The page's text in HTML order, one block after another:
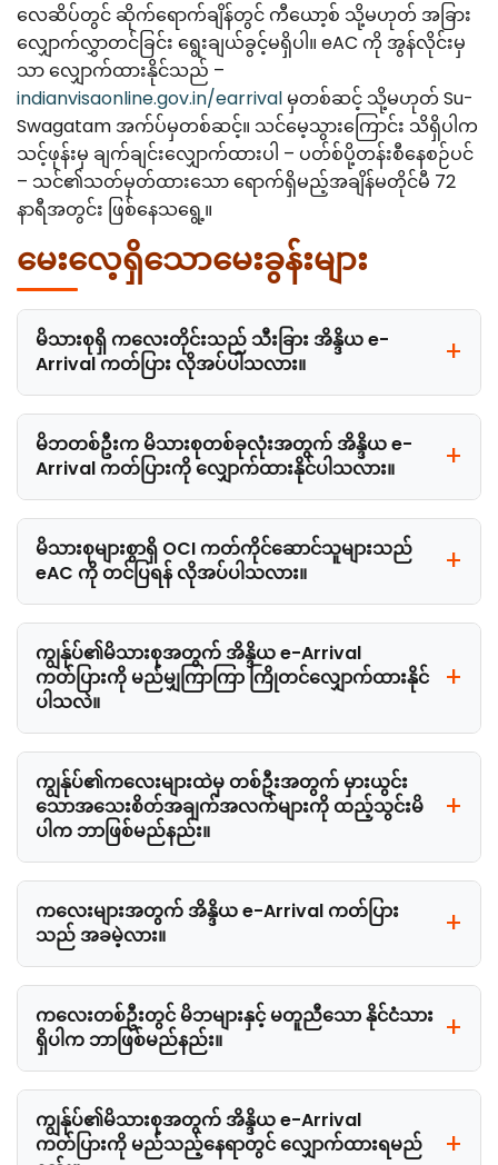
လေဆိပ်တွင် ဆိုက်ရောက်ချိန်တွင် ကီယော့စ် သို့မဟုတ် အခြား
လျှောက်လွှာတင်ခြင်း ရွေးချယ်ခွင့်မရှိပါ။ eAC ကို အွန်လိုင်းမှ
သာ လျှောက်ထားနိုင်သည် –
indianvisaonline.gov.in/earrival မှတစ်ဆင့် သို့မဟုတ် Su-
Swagatam အက်ပ်မှတစ်ဆင့်။ သင်မေ့သွားကြောင်း သိရှိပါက
သင့်ဖုန်းမှ ချက်ချင်းလျှောက်ထားပါ – ပတ်စ်ပို့တန်းစီနေစဉ်ပင်
– သင်၏သတ်မှတ်ထားသော ရောက်ရှိမည့်အချိန်မတိုင်မီ 72
နာရီအတွင်း ဖြစ်နေသရွေ့။
မေးလေ့ရှိသောမေးခွန်းများ
မိသားစုရှိ ကလေးတိုင်းသည် သီးခြား အိန္ဒိယ e-
Arrival ကတ်ပြား လိုအပ်ပါသလား။
မိဘတစ်ဦးက မိသားစုတစ်ခုလုံးအတွက် အိန္ဒိယ e-
Arrival ကတ်ပြားကို လျှောက်ထားနိုင်ပါသလား။
မိသားစုများစွာရှိ OCI ကတ်ကိုင်ဆောင်သူများသည်
eAC ကို တင်ပြရန် လိုအပ်ပါသလား။
ကျွန်ုပ်၏မိသားစုအတွက် အိန္ဒိယ e-Arrival
ကတ်ပြားကို မည်မျှကြာကြာ ကြိုတင်လျှောက်ထားနိုင်
ပါသလဲ။
ကျွန်ုပ်၏ကလေးများထဲမှ တစ်ဦးအတွက် မှားယွင်း
သောအသေးစိတ်အချက်အလက်များကို ထည့်သွင်းမိ
ပါက ဘာဖြစ်မည်နည်း။
ကလေးများအတွက် အိန္ဒိယ e-Arrival ကတ်ပြား
သည် အခမဲ့လား။
ကလေးတစ်ဦးတွင် မိဘများနှင့် မတူညီသော နိုင်ငံသား
ရှိပါက ဘာဖြစ်မည်နည်း။
ကျွန်ုပ်၏မိသားစုအတွက် အိန္ဒိယ e-Arrival
ကတ်ပြားကို မည်သည့်နေရာတွင် လျှောက်ထားရမည်